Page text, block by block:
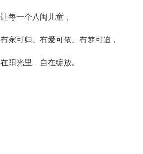
让每一个八闽儿童，
有家可归、有爱可依、有梦可追，
在阳光里，自在绽放。